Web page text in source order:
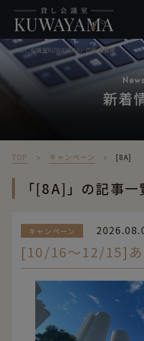
貸し会議室を探す
SEARCH
備品・ケータリング
ご利用方法
HOW TO
アクセス
ACCESS
よくある質問
FAQ
052-589-
営業時間
平日・土曜 9:00～
（最終受付 / 平日
電話受付時間 平日9:00-17:00 土曜
「貸し会議室KUWAYAMA」の新着情報
News
新着
TOP キャンペーン [8A]
「[8A]」の記事一
キャンペーン